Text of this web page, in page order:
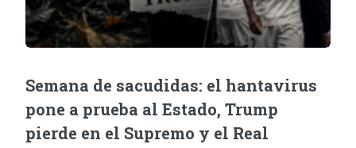
Semana de sacudidas: el hantavirus
pone a prueba al Estado, Trump
pierde en el Supremo y el Real